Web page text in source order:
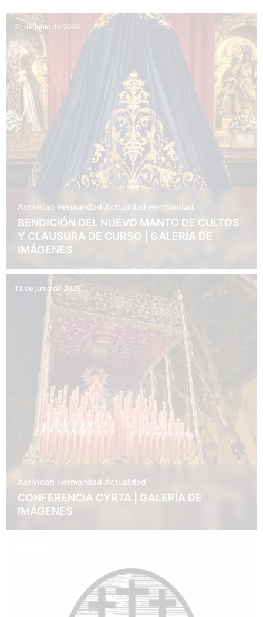
21 de junio de 2026
Actividad Hermandad Actualidad Hermandad
BENDICIÓN DEL NUEVO MANTO DE CULTOS
Y CLAUSURA DE CURSO | GALERÍA DE
IMÁGENES
13 de junio de 2026
Actividad Hermandad Actualidad
CONFERENCIA CYRTA | GALERÍA DE
IMÁGENES